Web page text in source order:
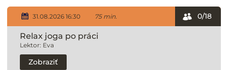
31.08.2026 16:30 75 min.
Relax joga po práci
Lektor: Eva
0/18
Zobraziť